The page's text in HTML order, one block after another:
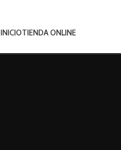
INICIOTIENDA ONLINE